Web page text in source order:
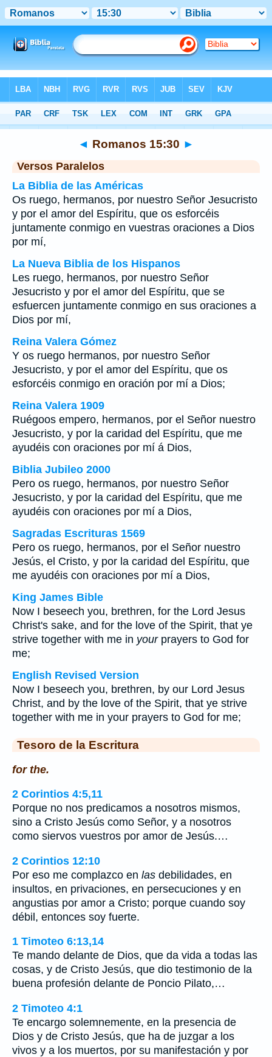
>Romanos Capítulo 15 > Verso 30
◄ Romanos 15:30 ►
Versos Paralelos
La Biblia de las Américas
Os ruego, hermanos, por nuestro Señor Jesucristo
y por el amor del Espíritu, que os esforcéis
juntamente conmigo en vuestras oraciones a Dios
por mí,
La Nueva Biblia de los Hispanos
Les ruego, hermanos, por nuestro Señor
Jesucristo y por el amor del Espíritu, que se
esfuercen juntamente conmigo en sus oraciones a
Dios por mí,
Reina Valera Gómez
Y os ruego hermanos, por nuestro Señor
Jesucristo, y por el amor del Espíritu, que os
esforcéis conmigo en oración por mí a Dios;
Reina Valera 1909
Ruégoos empero, hermanos, por el Señor nuestro
Jesucristo, y por la caridad del Espíritu, que me
ayudéis con oraciones por mí á Dios,
Biblia Jubileo 2000
Pero os ruego, hermanos, por nuestro Señor
Jesucristo, y por la caridad del Espíritu, que me
ayudéis con oraciones por mí a Dios,
Sagradas Escrituras 1569
Pero os ruego, hermanos, por el Señor nuestro
Jesús, el Cristo, y por la caridad del Espíritu, que
me ayudéis con oraciones por mí a Dios,
King James Bible
Now I beseech you, brethren, for the Lord Jesus
Christ's sake, and for the love of the Spirit, that ye
strive together with me in yourprayers to God for
me;
English Revised Version
Now I beseech you, brethren, by our Lord Jesus
Christ, and by the love of the Spirit, that ye strive
together with me in your prayers to God for me;
Tesoro de la Escritura
for the.
2 Corintios 4:5,11
Porque no nos predicamos a nosotros mismos,
sino a Cristo Jesús como Señor, y a nosotros
como siervos vuestros por amor de Jesús.…
2 Corintios 12:10
Por eso me complazco en las debilidades, en
insultos, en privaciones, en persecuciones y en
angustias por amor a Cristo; porque cuando soy
débil, entonces soy fuerte.
1 Timoteo 6:13,14
Te mando delante de Dios, que da vida a todas las
cosas, y de Cristo Jesús, que dio testimonio de la
buena profesión delante de Poncio Pilato,…
2 Timoteo 4:1
Te encargo solemnemente, en la presencia de
Dios y de Cristo Jesús, que ha de juzgar a los
vivos y a los muertos, por su manifestación y por